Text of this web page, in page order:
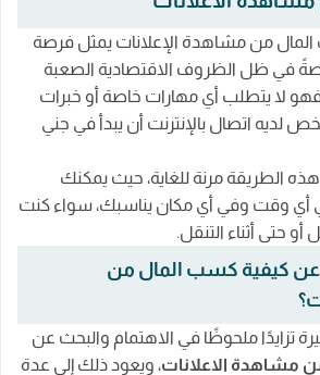
من مشاهدة الإعلانات
التي تربح المال؟
المال من مشاهدة الإعلانات يمثل فرصة
في ظل الظروف الاقتصادية الصعبة
فهو لا يتطلب أي مهارات خاصة أو خبرات
لديه اتصال بالإنترنت أن يبدأ في جني
الطريقة مرنة للغاية، حيث يمكنك
أي وقت وفي أي مكان يناسبك، سواء كنت
حتى أثناء التنقل.
عن كيفية كسب المال من
تزايدًا ملحوظًا في الاهتمام والبحث عن
مشاهدة الاعلانات، ويعود ذلك إلى عدة